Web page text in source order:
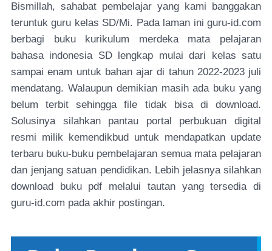
Bismillah, sahabat pembelajar yang kami banggakan
teruntuk guru kelas SD/Mi. Pada laman ini guru-id.com
berbagi buku kurikulum merdeka mata pelajaran
bahasa indonesia SD lengkap mulai dari kelas satu
sampai enam untuk bahan ajar di tahun 2022-2023 juli
mendatang. Walaupun demikian masih ada buku yang
belum terbit sehingga file tidak bisa di download.
Solusinya silahkan pantau portal perbukuan digital
resmi milik kemendikbud untuk mendapatkan update
terbaru buku-buku pembelajaran semua mata pelajaran
dan jenjang satuan pendidikan. Lebih jelasnya silahkan
download buku pdf melalui tautan yang tersedia di
guru-id.com pada akhir postingan.